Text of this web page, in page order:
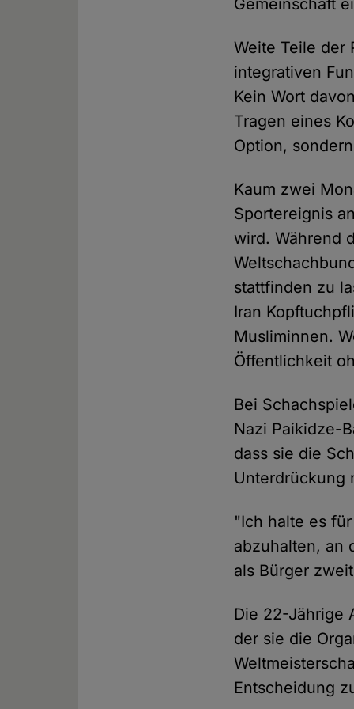
Gemeinschaft
Weite Teile der
integrativen
Kein Wort
Tragen eines
Option,
Kaum zwei
Sportereignis
wird. Während
stattfinden zu
Iran
Musliminnen.
Öffentlichkeit
Bei
Nazi Paikidze-
dass sie die
Unterdrückung
"Ich halte es
abzuhalten, an
als Bürger
Die 22-Jährige
der sie die
Entscheidung